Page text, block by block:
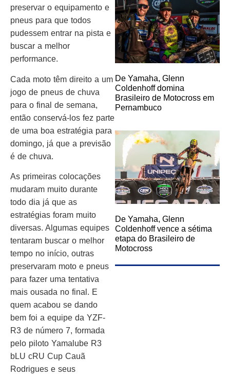
preservar o equipamento e
pneus para que todos
pudessem entrar na pista e
buscar a melhor
performance.
Cada moto têm direito a um
jogo de pneus de chuva
para o final de semana,
então conservá-los fez parte
de uma boa estratégia para
domingo, já que a previsão
é de chuva.
As primeiras colocações
mudaram muito durante
todo dia já que as
estratégias foram muito
diversas. Algumas equipes
tentaram buscar o melhor
tempo no início, outras
preservaram moto e pneus
para fazer uma tentativa
mais ousada no final. E
quem acabou se dando
bem foi a equipe da YZF-
R3 de número 7, formada
pelo piloto Yamalube R3
bLU cRU Cup Cauã
Rodrigues e seus
De Yamaha, Glenn
Coldenhoff domina
Brasileiro de Motocross em
Pernambuco
De Yamaha, Glenn
Coldenhoff vence a sétima
etapa do Brasileiro de
Motocross